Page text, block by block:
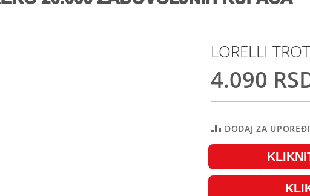
LORELLI
4.090
DODAJ ZA